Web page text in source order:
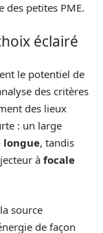
des petites PME.
éclairé
le potentiel de
des critères
des lieux
: un large
longue, tandis
à focale
source
de façon